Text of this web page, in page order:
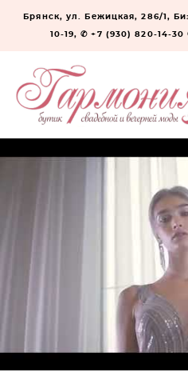
Брянск, ул. Бежицкая, 286/1,
10-19, ✆ +7 (930) 820-14-